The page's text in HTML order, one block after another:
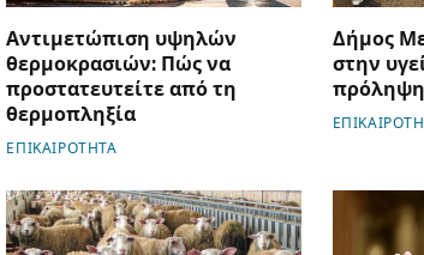
Αντιμετώπιση υψηλών
θερμοκρασιών: Πώς να
προστατευτείτε από τη
θερμοπληξία
ΕΠΙΚΑΙΡΟΤΗΤΑ
Δήμος
στην
πρόληψη